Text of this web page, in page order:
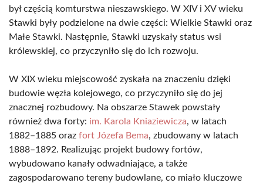
był częścią komturstwa nieszawskiego. W XIV i XV wieku
Stawki były podzielone na dwie części: Wielkie Stawki oraz
Małe Stawki. Następnie, Stawki uzyskały status wsi
królewskiej, co przyczyniło się do ich rozwoju.
W XIX wieku miejscowość zyskała na znaczeniu dzięki
budowie węzła kolejowego, co przyczyniło się do jej
znacznej rozbudowy. Na obszarze Stawek powstały
również dwa forty: im. Karola Kniaziewicza, w latach
1882–1885 oraz fort Józefa Bema, zbudowany w latach
1888–1892. Realizując projekt budowy fortów,
wybudowano kanały odwadniające, a także
zagospodarowano tereny budowlane, co miało kluczowe